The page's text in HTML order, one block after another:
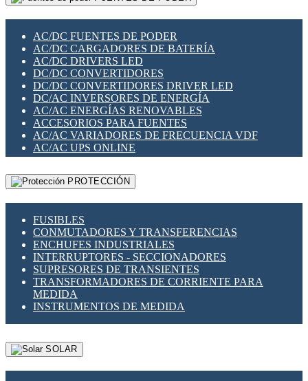
SWITCH Y MICROSWITCH
TARJETAS PI
UNIÓN Y DERIVACIÓN DE CABLE
PLACAS MODULARES IOT
SWITCHES Y REDES WIFI
SOLUCIONES IOT
SOLUCIONES LORAWAN
SOLUCIONES RED CELULAR
SEGURIDAD PARA REDES
SWITCHES LAN
TELEFONÍA IP (VOIP)
VIGILANCIA IP (CCTV)
MESHTASTIC
AC/DC FUENTES DE PODER
AC/DC CARGADORES DE BATERÍA
AC/DC DRIVERS LED
DC/DC CONVERTIDORES
DC/DC CONVERTIDORES DRIVER LED
DC/AC INVERSORES DE ENERGÍA
AC/AC ENERGÍAS RENOVABLES
ACCESORIOS PARA FUENTES
AC/AC VARIADORES DE FRECUENCIA VDF
AC/AC UPS ONLINE
PROTECCIÓN
FUSIBLES
CONMUTADORES Y TRANSFERENCIAS
ENCHUFES INDUSTRIALES
INTERRUPTORES - SECCIONADORES
SUPRESORES DE TRANSIENTES
TRANSFORMADORES DE CORRIENTE PARA
MEDIDA
INSTRUMENTOS DE MEDIDA
SOLAR